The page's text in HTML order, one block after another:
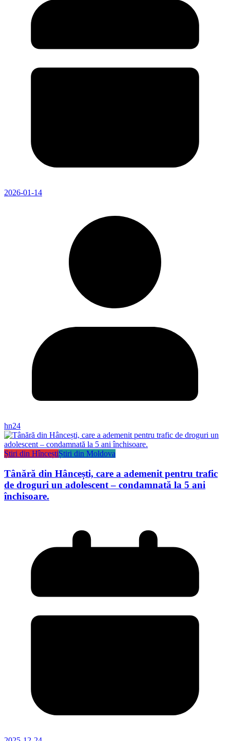
2026-01-14
hn24
Știri din HînceștiȘtiri din Moldova
Tânără din Hâncești, care a ademenit pentru trafic
de droguri un adolescent – condamnată la 5 ani
închisoare.